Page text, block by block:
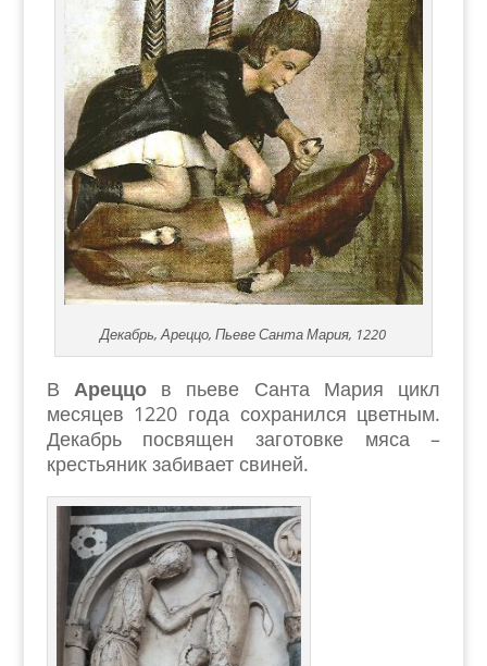
Декабрь, Ареццо, Пьеве Санта Мария, 1220
В Ареццо в пьеве Санта Мария цикл
месяцев 1220 года сохранился цветным.
Декабрь посвящен заготовке мяса –
крестьяник забивает свиней.